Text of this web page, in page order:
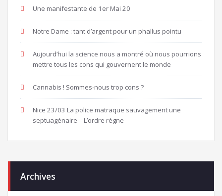
Une manifestante de 1er Mai 20
Notre Dame : tant d’argent pour un phallus pointu
Aujourd’hui la science nous a montré où nous pourrions
mettre tous les cons qui gouvernent le monde
Cannabis ! Sommes-nous trop cons ?
Nice 23/03 La police matraque sauvagement une
septuagénaire – L’ordre règne
Archives